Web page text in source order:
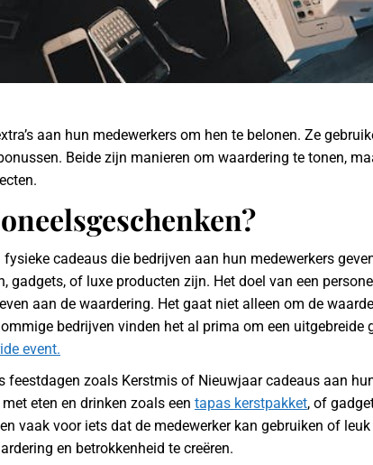
aan hun medewerkers om hen te belonen. Ze
Beide zijn manieren om waardering te tonen,
cadeaus die bedrijven aan hun medewerkers
gadgets, of luxe producten zijn. Het doel van een
aan de waardering. Het gaat niet alleen om de
bedrijven vinden het al prima om een uitgebreide
event.
feestdagen zoals Kerstmis of Nieuwjaar cadeaus aan
eten en drinken zoals een tapas kerstpakket, of
vaak voor iets dat de medewerker kan gebruiken of
en betrokkenheid te creëren.